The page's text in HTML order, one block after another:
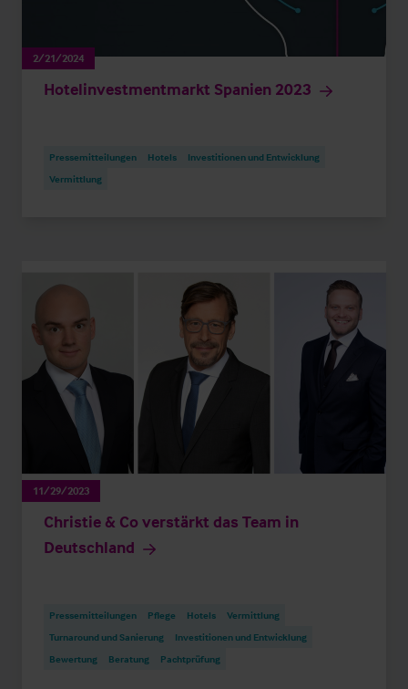
2/21/2024
Hotelinvestmentmarkt Spanien 2023
Pressemitteilungen Hotels
Investitionen und Entwicklung
Vermittlung
11/29/2023
Christie & Co verstärkt das Team in
Deutschland
Pressemitteilungen Pflege Hotels
Vermittlung
Turnaround und Sanierung
Investitionen und Entwicklung
Bewertung
Beratung Pachtprüfung